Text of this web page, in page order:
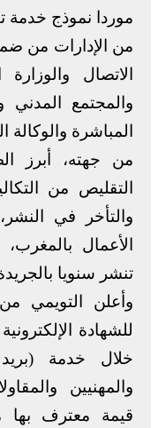
موردا نموذج خدمة
من الإدارات من
الاتصال
والمجتمع المدني
المباشرة والوكالة
من جهته، أبرز
التقليص من
والتأخر في
تنشر سنويا بالجريدة
وأعلن التويمي
للشهادة
خلال خدمة
والمهنيين
قيمة معترف بها